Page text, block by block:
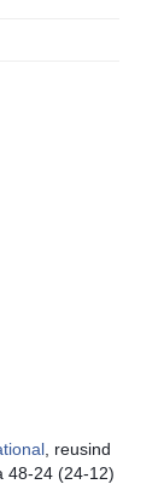
, reusind
48-24 (24-12)